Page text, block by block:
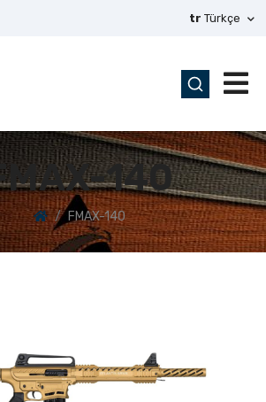
tr Türkçe
140
FMAX-140